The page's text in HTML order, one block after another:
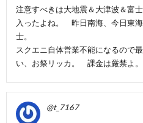
注意すべきは大地震＆大津波＆富
入ったよね。 昨日南海、今日東
士。
スクエニ自体営業不能になるので
い、お祭リッカ。 課金は厳禁よ。
@t_7167